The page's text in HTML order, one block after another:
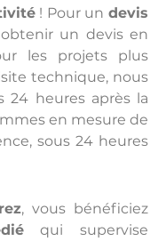
! Pour un devis
un devis en
les projets plus
technique, nous
24 heures après la
en mesure de
sous 24 heures
, vous bénéficiez
qui supervise